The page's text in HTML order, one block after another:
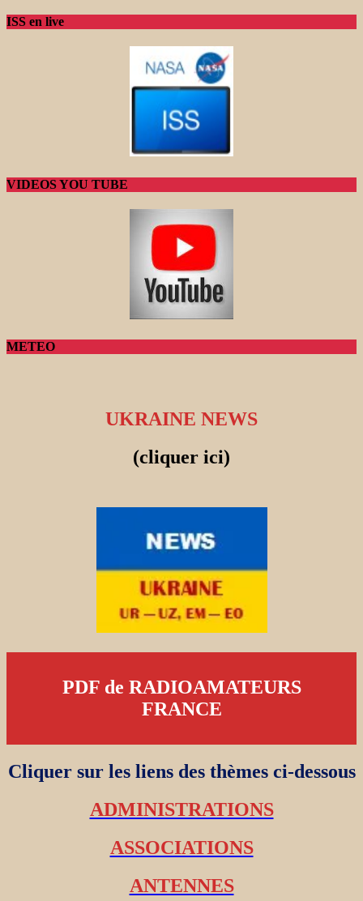
ISS en live
VIDEOS YOU TUBE
METEO
UKRAINE NEWS
(cliquer ici)
PDF de RADIOAMATEURS
FRANCE
Cliquer sur les liens des thèmes ci-dessous
ADMINISTRATIONS
ASSOCIATIONS
ANTENNES